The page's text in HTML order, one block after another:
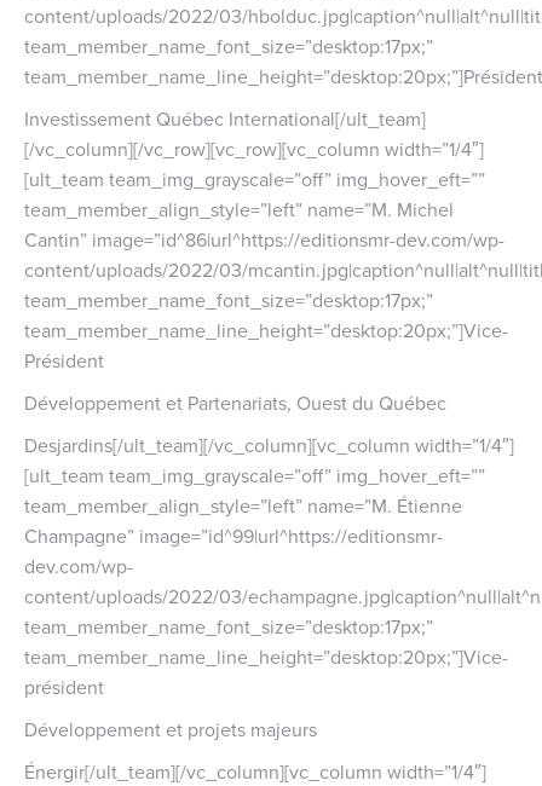
content/uploads/2022/03/
team_member_name_font_size=”desktop:17px;”
team_member_name_line_height=”desktop:20px;”]Président
Investissement Québec International[/ult_team]
[/vc_column][/vc_row][vc_row][vc_column width=”1/4″]
[ult_team team_img_grayscale=”off” img_hover_eft=””
team_member_align_style=”left” name=”M. Michel
Cantin” image=”id^86|url^https://editionsmr-dev.com/wp-
content/uploads/2022/03/
team_member_name_font_size=”desktop:17px;”
team_member_name_line_height=”desktop:20px;”]Vice-
Président
Développement et Partenariats, Ouest du Québec
Desjardins[/ult_team][/vc_column][vc_column width=”1/4″]
[ult_team team_img_grayscale=”off” img_hover_eft=””
team_member_align_style=”left” name=”M. Étienne
Champagne” image=”id^99|url^https://editionsmr-
dev.com/wp-
content/uploads/2022/03/
team_member_name_font_size=”desktop:17px;”
team_member_name_line_height=”desktop:20px;”]Vice-
président
Développement et projets majeurs
Énergir[/ult_team][/vc_column][vc_column width=”1/4″]